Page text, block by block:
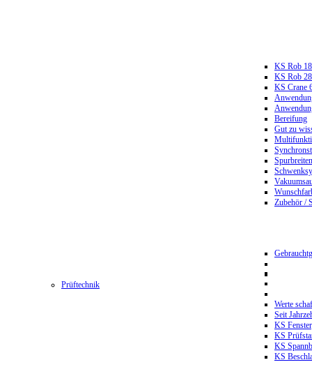
KS Rob
KS Rob
KS Crane
Bereifung
Gut zu
Zubehör /
Prüftechnik
Werte
Seit
KS
KS
KS
KS